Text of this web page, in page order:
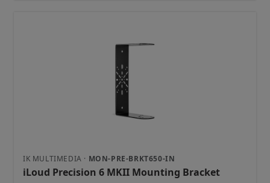
IK MULTIMEDIA · MON-PRE-BRKT650-IN
iLoud Precision 6 MKII Mounting Bracket